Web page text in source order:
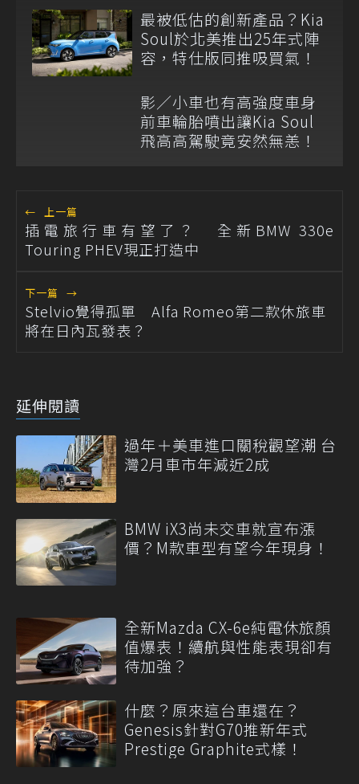
最被低估的創新產品？Kia
Soul於北美推出25年式陣
容，特仕版同推吸買氣！
影／小車也有高強度車身
前車輪胎噴出讓Kia Soul
飛高高駕駛竟安然無恙！
← 上一篇
插電旅行車有望了？ 全新BMW 330e
Touring PHEV現正打造中
下一篇 →
Stelvio覺得孤單 Alfa Romeo第二款休旅車
將在日內瓦發表？
延伸閱讀
過年＋美車進口關稅觀望潮 台
灣2月車市年減近2成
BMW iX3尚未交車就宣布漲
價？M款車型有望今年現身！
全新Mazda CX-6e純電休旅顏
值爆表！續航與性能表現卻有
待加強？
什麼？原來這台車還在？
Genesis針對G70推新年式
Prestige Graphite式樣！